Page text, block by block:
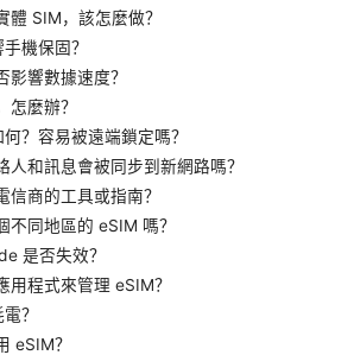
體 SIM，該怎麼做？
機保固？
影響數據速度？
怎麼辦？
？容易被遠端鎖定嗎？
人和訊息會被同步到新網路嗎？
信商的工具或指南？
不同地區的 eSIM 嗎？
是否失效？
用程式來管理 eSIM？
？
eSIM？